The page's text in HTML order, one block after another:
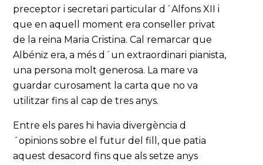
preceptor i secretari particular d´Alfons XII i
que en aquell moment era conseller privat
de la reina Maria Cristina. Cal remarcar que
Albéniz era, a més d´un extraordinari pianista,
una persona molt generosa. La mare va
guardar curosament la carta que no va
utilitzar fins al cap de tres anys.
Entre els pares hi havia divergència d
´opinions sobre el futur del fill, que patia
aquest desacord fins que als setze anys